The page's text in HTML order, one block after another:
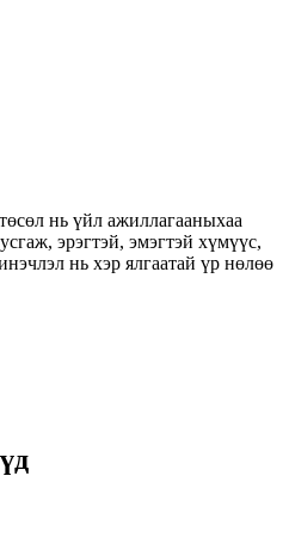
нь үйл ажиллагааныхаа
эрэгтэй, эмэгтэй хүмүүс,
нь хэр ялгаатай үр нөлөө